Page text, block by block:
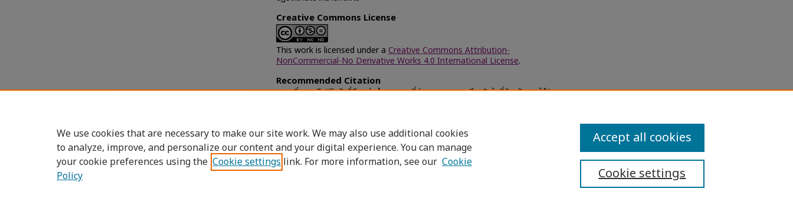
Creative Commons License
This work is licensed under a Creative Commons Attribution-
NonCommercial-No Derivative Works 4.0 International License.
Recommended Citation
สบายยิ่ง, มาลี, "ปัจจัยที่มีผลต่อจำนวนบุตรที่ปรารถนาของสตรีมุสลิมในสี่จังหวัดภาคใต้"
Accessibility Statement
We use cookies that are necessary to make our site work. We may also use additional cookies
to analyze, improve, and personalize our content and your digital experience. You can manage
your cookie preferences using the Cookie settings link. For more information, see our Cookie
Policy
Cookie settings
Accept all cookies